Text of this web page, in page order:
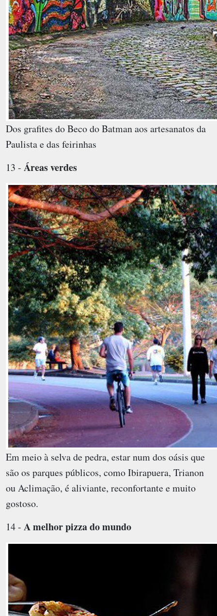
Dos grafites do Beco do Batman aos artesanatos da
Paulista e das feirinhas
13 - Áreas verdes
Em meio à selva de pedra, estar num dos oásis que
são os parques públicos, como Ibirapuera, Trianon
ou Aclimação, é aliviante, reconfortante e muito
gostoso.
14 - A melhor pizza do mundo